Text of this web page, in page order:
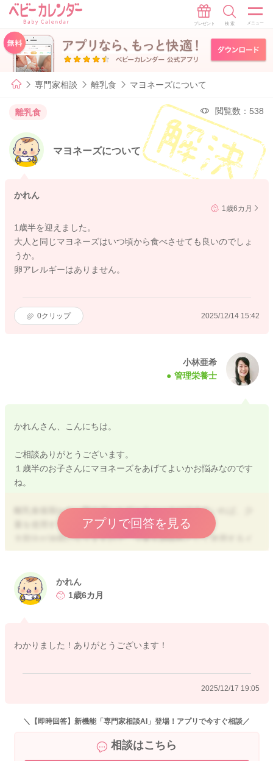
専門家相談 離乳食 マヨネーズについて
離乳食 閲覧数：538
マヨネーズについて
かれん
1歳6カ月
1歳半を迎えました。
大人と同じマヨネーズはいつ頃から食べさせても良いのでしょ
うか。
卵アレルギーはありません。
0クリップ 2025/12/14 15:42
小林亜希
管理栄養士
かれんさん、こんにちは。
ご相談ありがとうございます。
１歳半のお子さんにマヨネーズをあげてよいかお悩みなのです
ね。
離乳食後期から、卵のアレルギーチェックができていれば、少
量を使用することは可能です。
大部分が油脂になりますので、少量を調味料として使用するイ
メージです。
アプリで回答を見る
かれん
1歳6カ月
わかりました！ありがとうございます！
2025/12/17 19:05
＼【即時回答】新機能「専門家相談AI」登場！アプリで今すぐ相談／
相談はこちら